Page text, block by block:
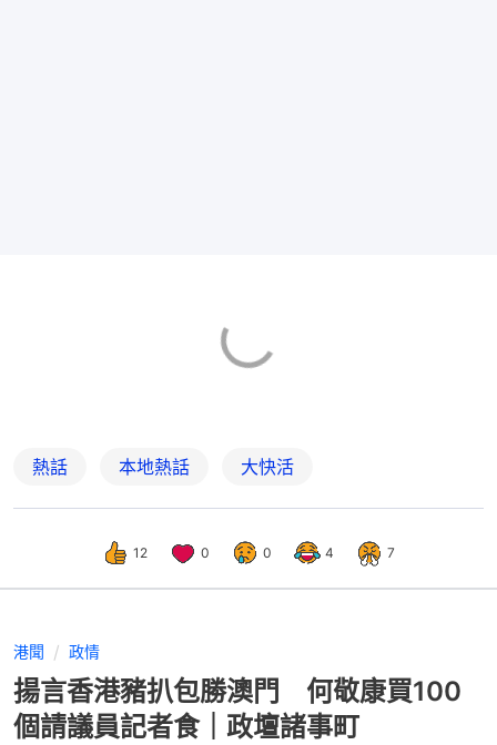
熱話 本地熱話 大快活
12 0 0 4 7
港聞 政情
揚言香港豬扒包勝澳門 何敬康買100
個請議員記者食｜政壇諸事町